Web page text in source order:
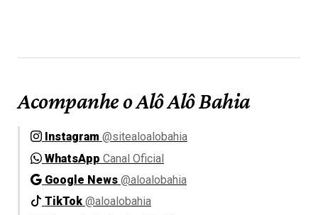
Acompanhe o Alô Alô Bahia
Instagram @sitealoalobahia
WhatsApp Canal Oficial
Google News @aloalobahia
TikTok @aloalobahia